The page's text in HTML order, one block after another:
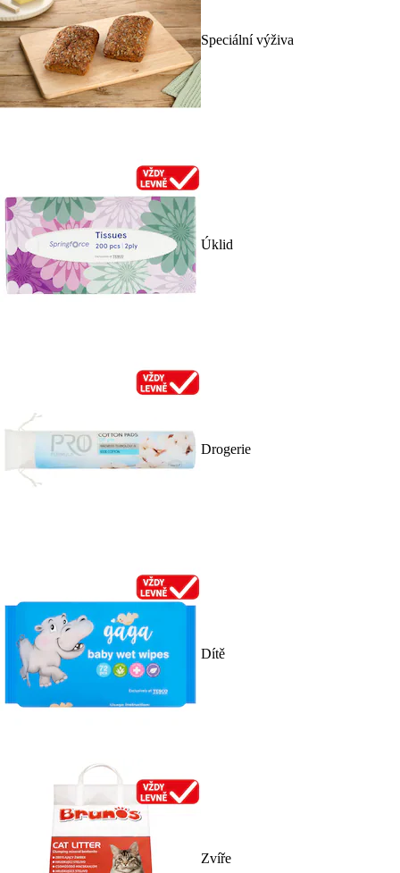
Speciální výživa
Úklid
Drogerie
Dítě
Zvíře